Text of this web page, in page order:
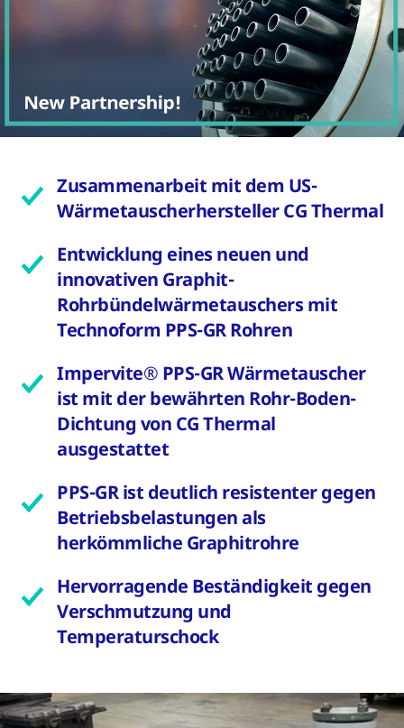
Zusammenarbeit mit dem US-
Wärmetauscherhersteller CG Thermal
Entwicklung eines neuen und
innovativen Graphit-
Rohrbündelwärmetauschers mit
Technoform PPS-GR Rohren
Impervite® PPS-GR Wärmetauscher
ist mit der bewährten Rohr-Boden-
Dichtung von CG Thermal
ausgestattet
PPS-GR ist deutlich resistenter gegen
Betriebsbelastungen als
herkömmliche Graphitrohre
Hervorragende Beständigkeit gegen
Verschmutzung und
Temperaturschock